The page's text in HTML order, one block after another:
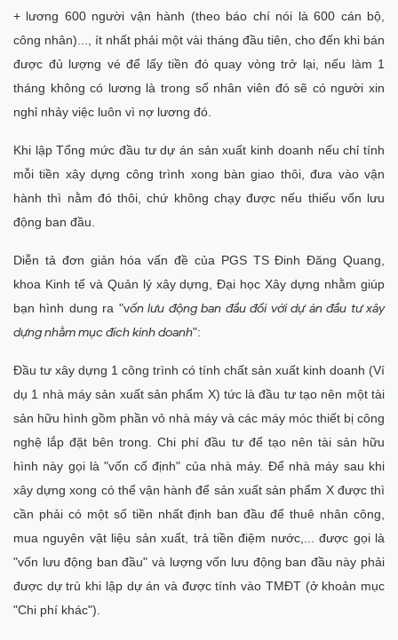
+ lương 600 người vận hành (theo báo chí nói là 600 cán bộ,
công nhân)..., ít nhất phải một vài tháng đầu tiên, cho đến khi bán
được đủ lượng vé để lấy tiền đó quay vòng trở lại, nếu làm 1
tháng không có lương là trong số nhân viên đó sẽ có người xin
nghỉ nhảy việc luôn vì nợ lương đó.
Khi lập Tổng mức đầu tư dự án sản xuất kinh doanh nếu chỉ tính
mỗi tiền xây dựng công trình xong bàn giao thôi, đưa vào vận
hành thì nằm đó thôi, chứ không chạy được nếu thiếu vốn lưu
động ban đầu.
Diễn tả đơn giản hóa vấn đề của PGS TS Đinh Đăng Quang,
khoa Kinh tế và Quản lý xây dựng, Đại học Xây dựng nhằm giúp
bạn hình dung ra "vốn lưu động ban đầu đối với dự án đầu tư xây
dựng nhằm mục đích kinh doanh":
Đầu tư xây dựng 1 công trình có tính chất sản xuất kinh doanh (Ví
dụ 1 nhà máy sản xuất sản phẩm X) tức là đầu tư tạo nên một tài
sản hữu hình gồm phần vỏ nhà máy và các máy móc thiết bị công
nghệ lắp đặt bên trong. Chi phí đầu tư để tạo nên tài sản hữu
hình này gọi là "vốn cố định" của nhà máy. Để nhà máy sau khi
xây dựng xong có thể vận hành để sản xuất sản phẩm X được thì
cần phải có một số tiền nhất định ban đầu để thuê nhân công,
mua nguyên vật liệu sản xuất, trả tiền điệm nước,... được gọi là
"vốn lưu động ban đầu" và lượng vốn lưu động ban đầu này phải
được dự trù khi lập dự án và được tính vào TMĐT (ở khoản mục
"Chi phí khác").